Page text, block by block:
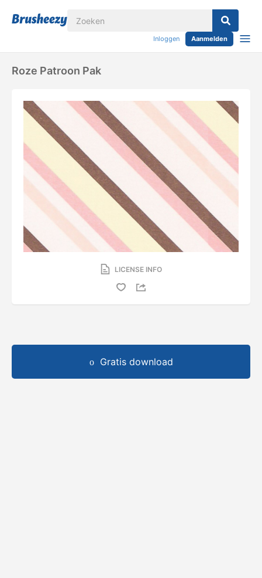
Inloggen Aanmelden
Roze Patroon Pak
LICENSE INFO
Gratis download